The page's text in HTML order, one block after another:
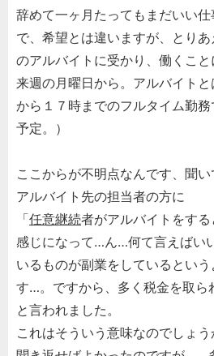
辞めて一ヶ月たってもまだいい
で、希望とは違いますが、とり
のアルバイトに受かり、働くこ
来週の月曜日から。アルバイト
から１７時までのフルタイム勤
予定。）
ここからが不明点なんです、聞い
アルバイト先の担当者の方に
「任意継続者がアルバイトをす
感じになって…ん…何て言えばい
いるものが副業をしているとい
す…。ですから、多く税金を取ら
と言われました。
これはそういう意味なのでしょ